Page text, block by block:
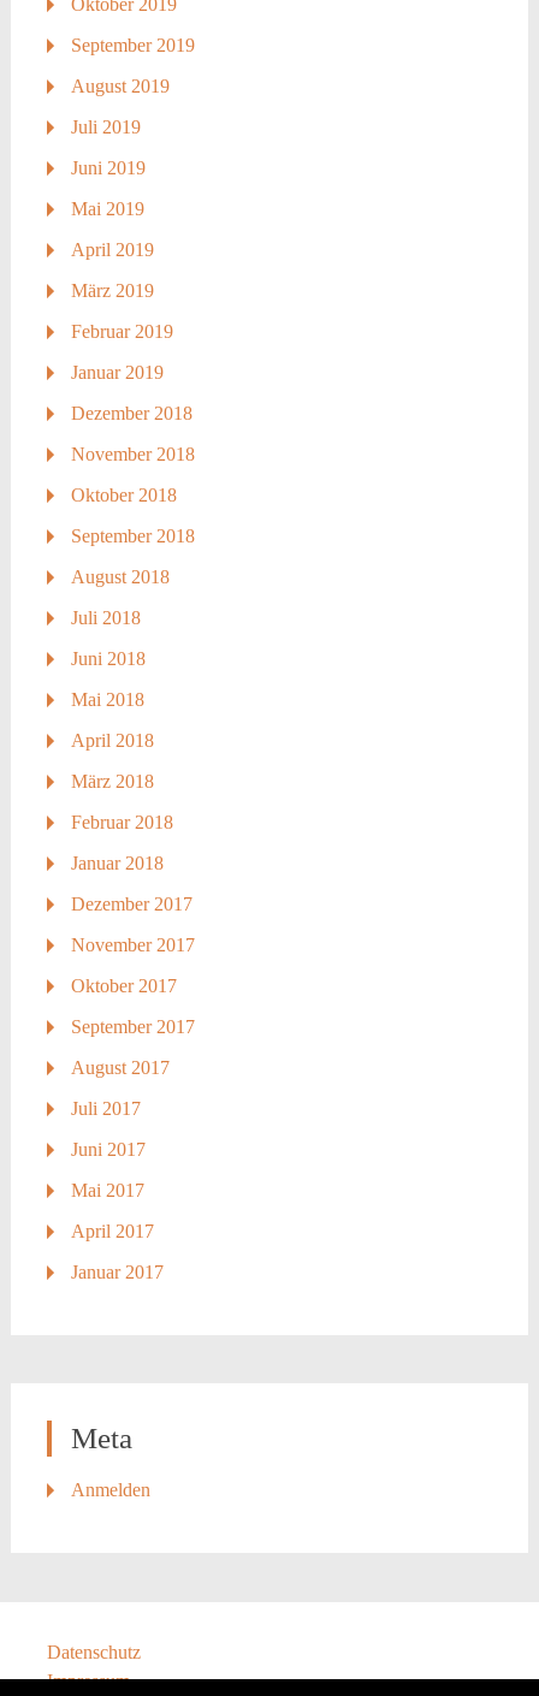
September 2019
August 2019
Juli 2019
Juni 2019
Mai 2019
April 2019
März 2019
Februar 2019
Januar 2019
Dezember 2018
November 2018
Oktober 2018
September 2018
August 2018
Juli 2018
Juni 2018
Mai 2018
April 2018
März 2018
Februar 2018
Januar 2018
Dezember 2017
November 2017
Oktober 2017
September 2017
August 2017
Juli 2017
Juni 2017
Mai 2017
April 2017
Januar 2017
Meta
Anmelden
Datenschutz
Impressum